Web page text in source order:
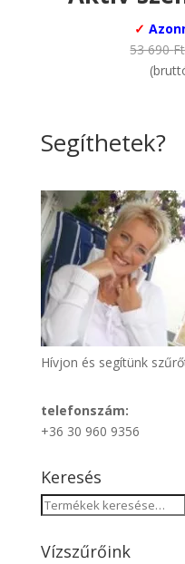
✓
53 690Ft
Segíthetek?
Hívjon és segítünk
telefonszám:
+36 30 960 9356
Keresés
Keresés
következőre:
Vízszűrőink